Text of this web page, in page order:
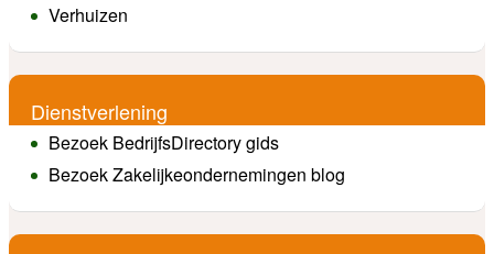
Verhuizen
Dienstverlening
Bezoek BedrijfsDirectory gids
Bezoek Zakelijkeondernemingen blog